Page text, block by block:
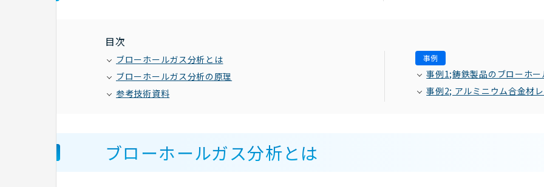
目次
ブローホールガス分析とは
ブローホールガス分析の原理
参考技術資料
事例
事例1;鋳鉄製品のブローホ
事例2; アルミニウム合金材
ブローホールガス分析とは